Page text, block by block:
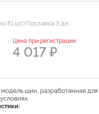
81 шт.) Поставка 3 дн.
Цена при регистрации:
4 017 ₽
шин, разработанная